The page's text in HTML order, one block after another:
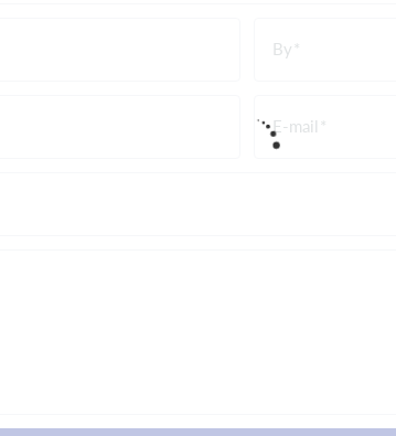
By
E-mail